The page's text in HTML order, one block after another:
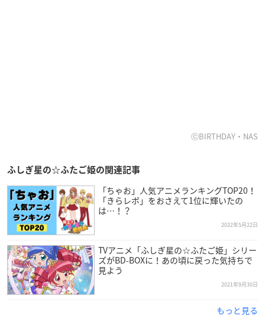
ⓒBIRTHDAY・NAS
ふしぎ星の☆ふたご姫の関連記事
「ちゃお」人気アニメランキングTOP20！
「きらレボ」をおさえて1位に輝いたの
は…！？
2022年5月22日
TVアニメ「ふしぎ星の☆ふたご姫」シリー
ズがBD-BOXに！あの頃に戻った気持ちで
見よう
2021年9月30日
もっと見る